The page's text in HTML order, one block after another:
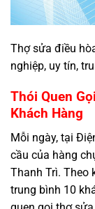
Thợ sửa điều
nghiệp, uy tín,
Thói Quen
Khách Hàng
Mỗi ngày, tại
cầu của hàng
Thanh Trì. Theo
trung bình 10